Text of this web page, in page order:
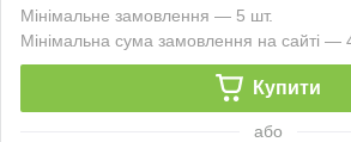
Мінімальне замовлення — 5 шт.
Мінімальна сума замовлення на сайті —
Купити
або